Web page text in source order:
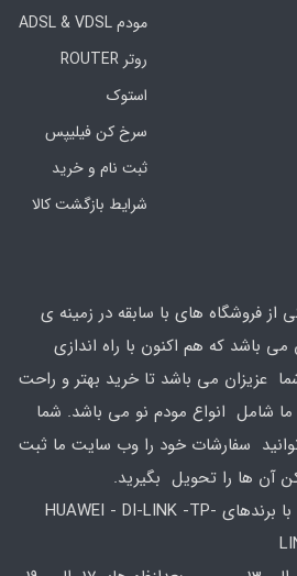
مودم ADSL & VDSL
روتر ROUTER
استوک
سرخ کن فیلیپس
ثبت نام و خرید
شرایط بازگشت کالا
فروشگاه های با سابقه در زمینه ی
باشد که هم اکنون با راه اندازی
عزیزان می باشد تا خرید بهتر و راحت
ما شامل انواع مودم نو می باشد. شما
سفارشات خود را وب سایت ما ثبت
آن ها را تحویل بگیرید.
نمایندگی تمامی محصولات با برندهای HUAWEI - DI-LINK -TP-